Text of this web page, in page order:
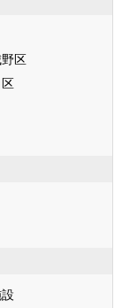
大阪府
和歌山県
区